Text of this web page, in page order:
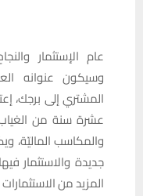
عام الإستثمار
وسيكون عنوانه
عشرة سنة من
والمكاسب الماليّة،
جديدة والاستثمار
المزيد من الاستثمارات